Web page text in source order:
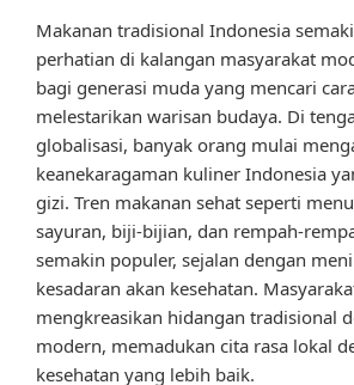
Makanan tradisional Indonesia
perhatian di kalangan masyarakat
bagi generasi muda yang mencari
melestarikan warisan budaya. Di
globalisasi, banyak orang mulai
keanekaragaman kuliner Indonesia
gizi. Tren makanan sehat seperti
sayuran, biji-bijian, dan rempah-
semakin populer, sejalan dengan
kesadaran akan kesehatan.
mengkreasikan hidangan tradisional
modern, memadukan cita rasa lokal
kesehatan yang lebih baik.